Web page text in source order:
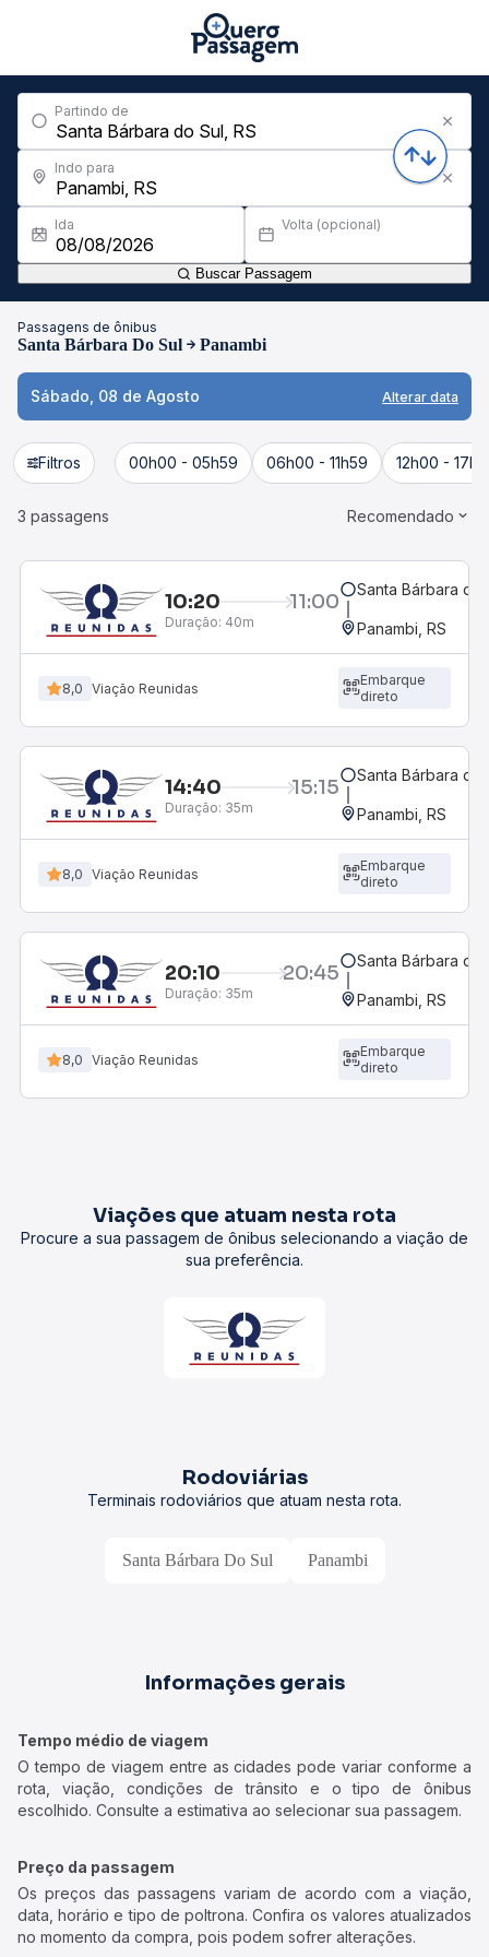
Partindo de
Indo para
Ida Volta (opcional)
Buscar Passagem
Passagens de ônibus
Santa Bárbara Do Sul Panambi
Sábado, 08 de Agosto Alterar data
Filtros 00h00 - 05h59 06h00 - 11h59 12h00 -
3 passagens Recomendado
10:20 11:00
Duração: 40m
Santa Bárbara do
Panambi, RS
8,0 Viação Reunidas
Embarque
direto
14:40 15:15
Duração: 35m
Santa Bárbara do
Panambi, RS
8,0 Viação Reunidas
Embarque
direto
20:10 20:45
Duração: 35m
Santa Bárbara do
Panambi, RS
8,0 Viação Reunidas
Embarque
direto
Viações que atuam nesta rota
Procure a sua passagem de ônibus selecionando a viação de
sua preferência.
Rodoviárias
Terminais rodoviários que atuam nesta rota.
Santa Bárbara Do Sul Panambi
Informações gerais
Tempo médio de viagem
O tempo de viagem entre as cidades pode variar conforme a
rota, viação, condições de trânsito e o tipo de ônibus
escolhido. Consulte a estimativa ao selecionar sua passagem.
Preço da passagem
Os preços das passagens variam de acordo com a viação,
data, horário e tipo de poltrona. Confira os valores atualizados
no momento da compra, pois podem sofrer alterações.